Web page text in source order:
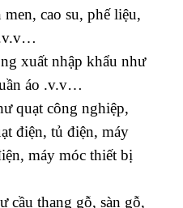
cao su, phế liệu,
xuất nhập khẩu như
áo .v.v…
quạt công nghiệp,
điện, tủ điện, máy
máy móc thiết bị
cầu thang gỗ, sàn gỗ,